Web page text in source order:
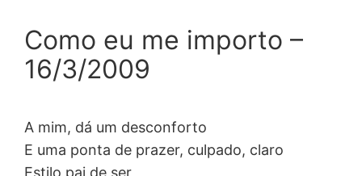
Como eu me importo –
16/3/2009
A mim, dá um desconforto
E uma ponta de prazer, culpado, claro